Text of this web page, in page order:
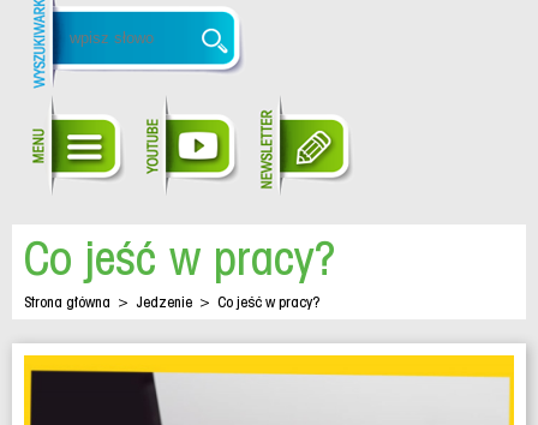
Co jeść w pracy?
Strona główna > Jedzenie > Co jeść w pracy?